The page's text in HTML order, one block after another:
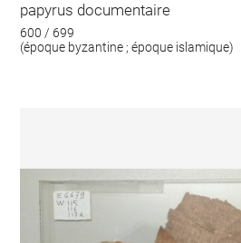
papyrus documentaire
600 / 699
(époque byzantine ; époque islamique)